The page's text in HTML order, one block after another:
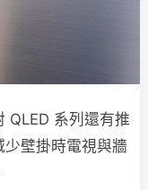
QLED 系列還有推
壁掛時電視與牆